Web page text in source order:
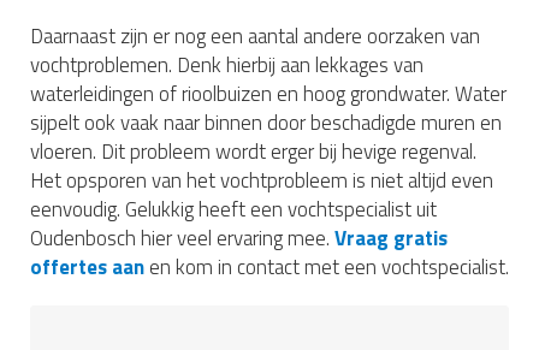
Daarnaast zijn er nog een aantal andere oorzaken van
vochtproblemen. Denk hierbij aan lekkages van
waterleidingen of rioolbuizen en hoog grondwater. Water
sijpelt ook vaak naar binnen door beschadigde muren en
vloeren. Dit probleem wordt erger bij hevige regenval.
Het opsporen van het vochtprobleem is niet altijd even
eenvoudig. Gelukkig heeft een vochtspecialist uit
Oudenbosch hier veel ervaring mee.Vraag gratis
offertes aanen kom in contact met een vochtspecialist.